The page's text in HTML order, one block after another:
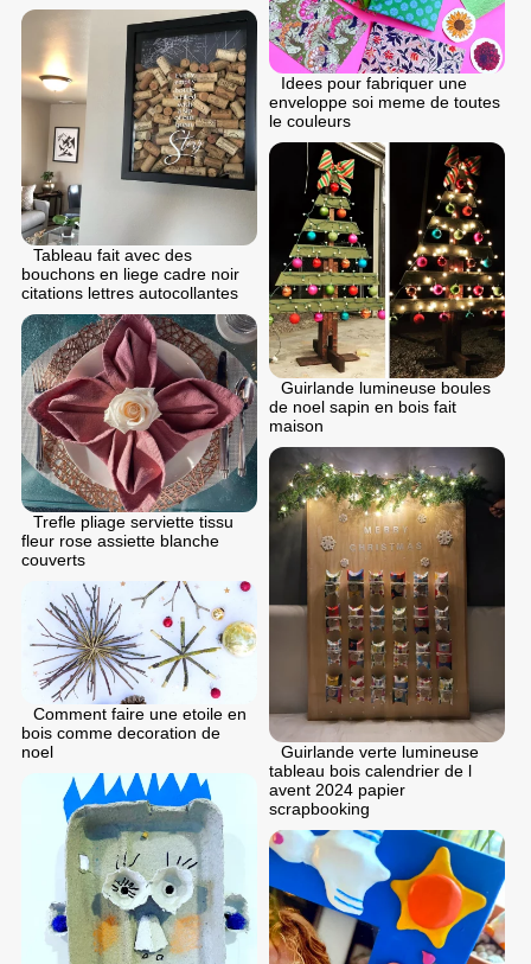
Idees pour fabriquer une
enveloppe soi meme de toutes
le couleurs
Tableau fait avec des
bouchons en liege cadre noir
citations lettres autocollantes
Guirlande lumineuse boules
de noel sapin en bois fait
maison
Trefle pliage serviette tissu
fleur rose assiette blanche
couverts
Guirlande verte lumineuse
tableau bois calendrier de l
avent 2024 papier
scrapbooking
Comment faire une etoile en
bois comme decoration de
noel